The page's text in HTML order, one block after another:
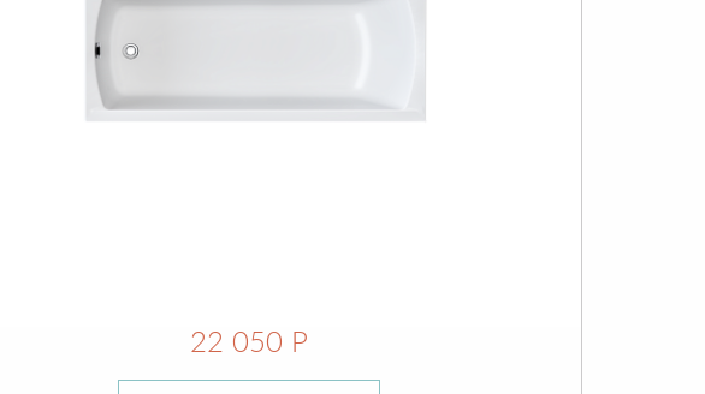
22 050 Р